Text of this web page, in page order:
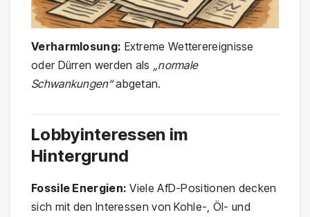
Verharmlosung: Extreme Wetterereignisse
oder Dürren werden als „normale
Schwankungen“abgetan.
Lobbyinteressen im
Hintergrund
Fossile Energien: Viele AfD-Positionen decken
sich mit den Interessen von Kohle-, Öl- und